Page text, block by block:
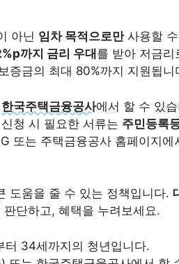
아닌 임차 목적으로만사용할 수
까지 금리 우대 를 받아 저금리
증금의 최대 80%까지 지원됩니
한국주택금융공사에서 할 수 있
청 시 필요한 서류는 주민등록
또는 주택금융공사 홈페이지에
도움을 줄 수 있는 정책입니다.
단하고, 혜택을 누려보세요.
터 34세까지의 청년입니다.